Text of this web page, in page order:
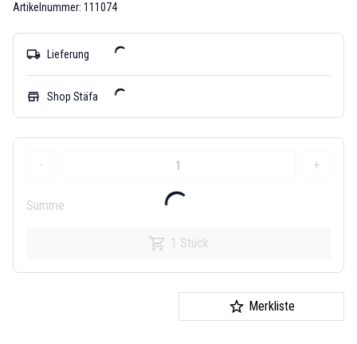
Artikelnummer: 111074
local_shipping Lieferung
store Shop Stäfa
- +
Summe
1 Stück
Merkliste